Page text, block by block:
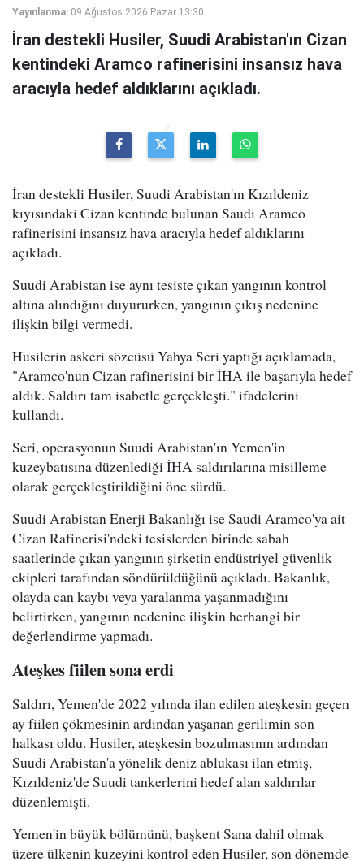
Yayınlanma: 09 Ağustos 2026 Pazar 13:30
İran destekli Husiler, Suudi Arabistan'ın Cizan
kentindeki Aramco rafinerisini insansız hava
aracıyla hedef aldıklarını açıkladı.
İran destekli Husiler, Suudi Arabistan'ın Kızıldeniz
kıyısındaki Cizan kentinde bulunan Saudi Aramco
rafinerisini insansız hava aracıyla hedef aldıklarını
açıkladı.
Suudi Arabistan ise aynı tesiste çıkan yangının kontrol
altına alındığını duyururken, yangının çıkış nedenine
ilişkin bilgi vermedi.
Husilerin askeri sözcüsü Yahya Seri yaptığı açıklamada,
"Aramco'nun Cizan rafinerisini bir İHA ile başarıyla hedef
aldık. Saldırı tam isabetle gerçekleşti." ifadelerini
kullandı.
Seri, operasyonun Suudi Arabistan'ın Yemen'in
kuzeybatısına düzenlediği İHA saldırılarına misilleme
olarak gerçekleştirildiğini öne sürdü.
Suudi Arabistan Enerji Bakanlığı ise Saudi Aramco'ya ait
Cizan Rafinerisi'ndeki tesislerden birinde sabah
saatlerinde çıkan yangının şirketin endüstriyel güvenlik
ekipleri tarafından söndürüldüğünü açıkladı. Bakanlık,
olayda can kaybı veya yaralanma yaşanmadığını
belirtirken, yangının nedenine ilişkin herhangi bir
değerlendirme yapmadı.
Ateşkes fiilen sona erdi
Saldırı, Yemen'de 2022 yılında ilan edilen ateşkesin geçen
ay fiilen çökmesinin ardından yaşanan gerilimin son
halkası oldu. Husiler, ateşkesin bozulmasının ardından
Suudi Arabistan'a yönelik deniz ablukası ilan etmiş,
Kızıldeniz'de Suudi tankerlerini hedef alan saldırılar
düzenlemişti.
Yemen'in büyük bölümünü, başkent Sana dahil olmak
üzere ülkenin kuzeyini kontrol eden Husiler, son dönemde